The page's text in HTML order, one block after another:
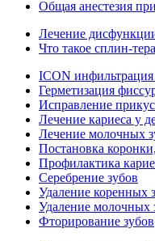
Общая анестезия
Лечение
Что такое сплин-
ICON инфильтрация
Герметизация
Исправление
Лечение кариеса у
Лечение молочных
Постановка
Профилактика
Серебрение зубов
Удаление коренных
Удаление молочных
Фторирование зубов